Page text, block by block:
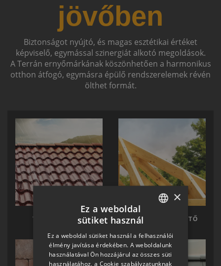
jövőben
Biztonságot nyújtó, és magas esztétikai értéket
képviselő, egymással szinergiát alkotó megoldások.
A Terrán ernyőmárkának köszönhetően a harmonikus
otthon átfogó, egymásra épülő rendszerelemek révén
ölthet formát.
TERRÁN TETŐ TERRÁN KÉSZTETŐ
HUNGARIAN
SLOVAK
GERMAN
×
Ez a weboldal
sütiket használ
Ez a weboldal sütiket használ a felhasználói
élmény javítása érdekében. A weboldalunk
használatával Ön hozzájárul az összes süti
használatához, a Cookie szabályzatunknak